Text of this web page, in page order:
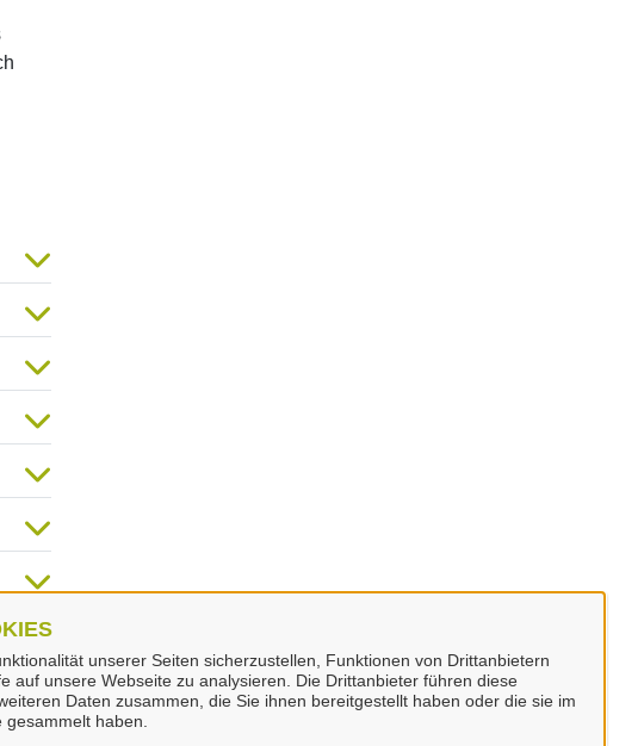
unserer Seiten sicherzustellen, Funktionen von Drittanbietern
auf unsere Webseite zu analysieren. Die Drittanbieter führen diese
Daten zusammen, die Sie ihnen bereitgestellt haben oder die sie im
haben.